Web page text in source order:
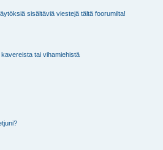
sisältäviä viestejä tältä foorumilta!
tai vihamiehistä